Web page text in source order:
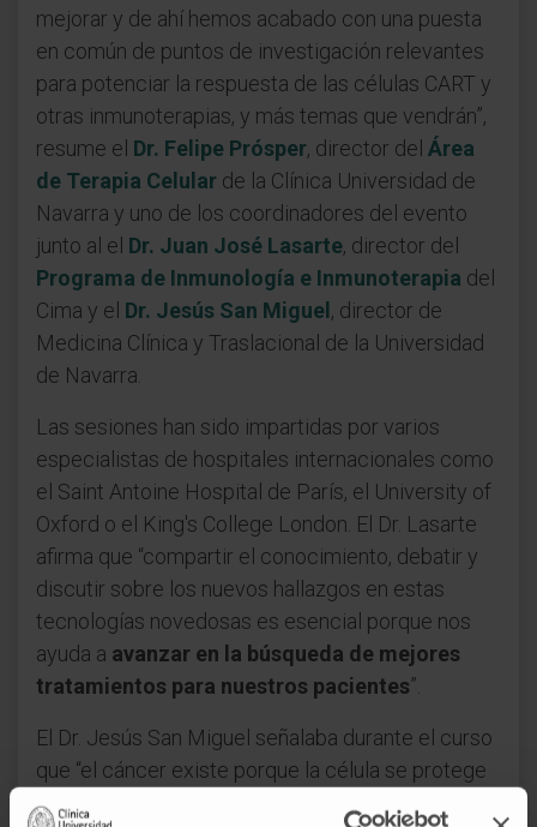
mejorar y de ahí hemos acabado con una puesta
en común de puntos de investigación relevantes
para potenciar la respuesta de las células CART y
otras inmunoterapias, y más temas que vendrán”,
resume el Dr. Felipe Prósper, director del Área
de Terapia Celular de la Clínica Universidad de
Navarra y uno de los coordinadores del evento
junto al el Dr. Juan José Lasarte, director del
Programa de Inmunología e Inmunoterapia del
Cima y el Dr. Jesús San Miguel, director de
Medicina Clínica y Traslacional de la Universidad
de Navarra.
Las sesiones han sido impartidas por varios
especialistas de hospitales internacionales como
el Saint Antoine Hospital de París, el University of
Oxford o el King's College London. El Dr. Lasarte
afirma que “compartir el conocimiento, debatir y
discutir sobre los nuevos hallazgos en estas
tecnologías novedosas es esencial porque nos
ayuda a avanzar en la búsqueda de mejores
tratamientos para nuestros pacientes”.
El Dr. Jesús San Miguel señalaba durante el curso
que “el cáncer existe porque la célula se protege
contra una respuesta de nuestro sistema inmune.